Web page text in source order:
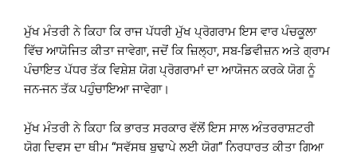
ਮੁੱਖ ਮੰਤਰੀ ਨੇ ਕਿਹਾ ਕਿ ਰਾਜ ਪੱਧਰੀ ਮੁੱਖ ਪ੍ਰੋਗਰਾਮ ਇਸ ਵਾਰ ਪੰਚਕੂਲਾ
ਵਿੱਚ ਆਯੋਜਿਤ ਕੀਤਾ ਜਾਵੇਗਾ, ਜਦੋਂ ਕਿ ਜ਼ਿਲ੍ਹਾ, ਸਬ-ਡਿਵੀਜ਼ਨ ਅਤੇ ਗ੍ਰਾਮ
ਪੰਚਾਇਤ ਪੱਧਰ ਤੱਕ ਵਿਸ਼ੇਸ਼ ਯੋਗ ਪ੍ਰੋਗਰਾਮਾਂ ਦਾ ਆਯੋਜਨ ਕਰਕੇ ਯੋਗ ਨੂੰ
ਜਨ-ਜਨ ਤੱਕ ਪਹੁੰਚਾਇਆ ਜਾਵੇਗਾ।
ਮੁੱਖ ਮੰਤਰੀ ਨੇ ਕਿਹਾ ਕਿ ਭਾਰਤ ਸਰਕਾਰ ਵੱਲੋਂ ਇਸ ਸਾਲ ਅੰਤਰਰਾਸ਼ਟਰੀ
ਯੋਗ ਦਿਵਸ ਦਾ ਥੀਮ “ਸਵੱਸਥ ਬੁਢਾਪੇ ਲਈ ਯੋਗ” ਨਿਰਧਾਰਤ ਕੀਤਾ ਗਿਆ